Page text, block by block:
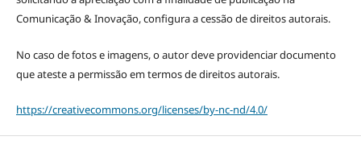
Comunicação & Inovação, configura a cessão de direitos autorais.
No caso de fotos e imagens, o autor deve providenciar documento
que ateste a permissão em termos de direitos autorais.
https://creativecommons.org/licenses/by-nc-nd/4.0/